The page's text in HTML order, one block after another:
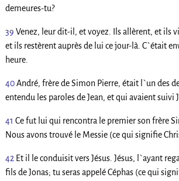
demeures-tu?
39 Venez, leur dit-il, et voyez. Ils allèrent, et ils
et ils restèrent auprès de lui ce jour-là. C`était
heure.
40André, frère de Simon Pierre, était l`un des
entendu les paroles de Jean, et qui avaient suivi
41 Ce fut lui qui rencontra le premier son frère
Nous avons trouvé le Messie (ce qui signifie
42 Et il le conduisit vers Jésus. Jésus, l`ayant
fils de Jonas; tu seras appelé Céphas (ce qui